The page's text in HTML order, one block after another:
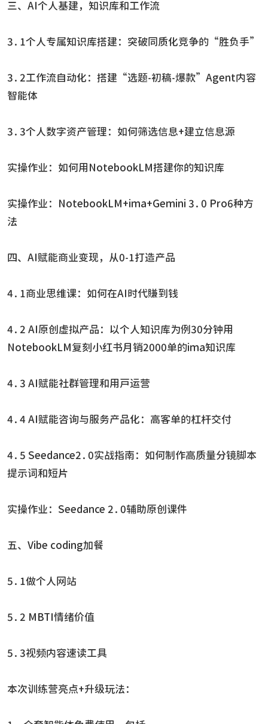
三、AI个人基建，知识库和工作流
3.1个人专属知识库搭建：突破同质化竞争的“胜负手”
3.2工作流自动化：搭建“选题-初稿-爆款”Agent内容
智能体
3.3个人数字资产管理：如何筛选信息+建立信息源
实操作业：如何用NotebookLM搭建你的知识库
实操作业：NotebookLM+ima+Gemini 3.0 Pro6种方
法
四、AI赋能商业变现，从0-1打造产品
4.1商业思维课：如何在AI时代賺到钱
4.2 AI原创虚拟产品：以个人知识库为例30分钟用
NotebookLM复刻小红书月销2000单的ima知识库
4.3 AI赋能社群管理和用户运营
4.4 AI赋能咨询与服务产品化：高客单的杠杆交付
4.5 Seedance2.0实战指南：如何制作高质量分镜脚本
提示词和短片
实操作业：Seedance 2.0辅助原创课件
五、Vibe coding加餐
5.1做个人网站
5.2 MBTI情绪价值
5.3视频内容速读工具
本次训练营亮点+升级玩法：